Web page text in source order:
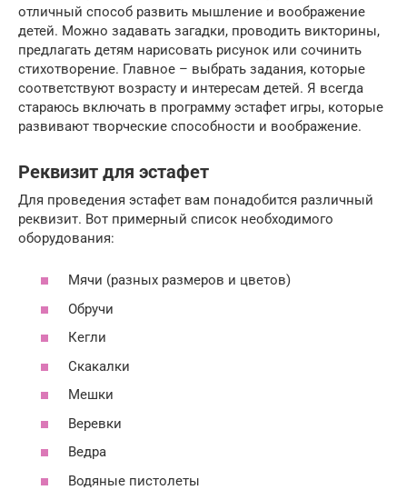
отличный способ развить мышление и воображение
детей. Можно задавать загадки, проводить викторины,
предлагать детям нарисовать рисунок или сочинить
стихотворение. Главное – выбрать задания, которые
соответствуют возрасту и интересам детей. Я всегда
стараюсь включать в программу эстафет игры, которые
развивают творческие способности и воображение.
Реквизит для эстафет
Для проведения эстафет вам понадобится различный
реквизит. Вот примерный список необходимого
оборудования:
Мячи (разных размеров и цветов)
Обручи
Кегли
Скакалки
Мешки
Веревки
Ведра
Водяные пистолеты